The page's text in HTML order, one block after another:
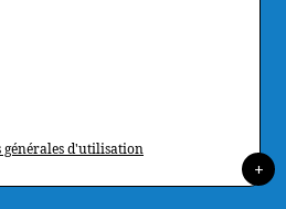
générales d'utilisation
+